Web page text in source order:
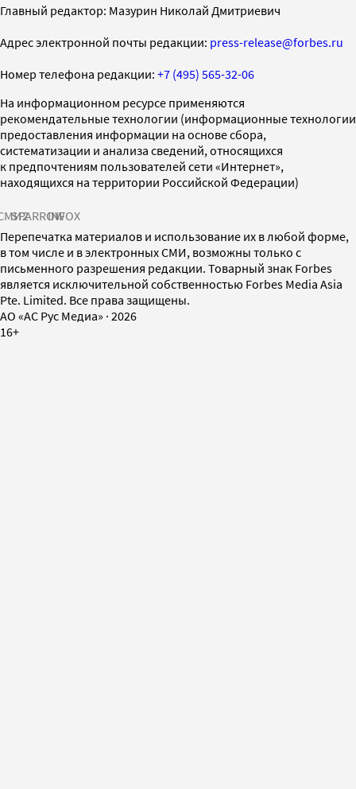
Главный редактор: Мазурин Николай Дмитриевич
Адрес электронной почты редакции: press-release@forbes.ru
Номер телефона редакции: +7 (495) 565-32-06
На информационном ресурсе применяются
рекомендательные технологии (информационные технологии
предоставления информации на основе сбора,
систематизации и анализа сведений, относящихся
к предпочтениям пользователей сети «Интернет»,
находящихся на территории Российской Федерации)
SPARROWINFOX
Перепечатка материалов и использование их в любой форме,
в том числе и в электронных СМИ, возможны только с
письменного разрешения редакции. Товарный знак Forbes
является исключительной собственностью Forbes Media Asia
Pte. Limited. Все права защищены.
AO «АС Рус Медиа» · 2026
16+